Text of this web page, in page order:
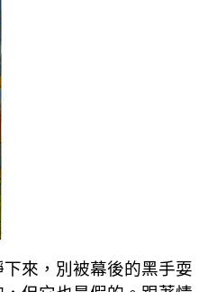
來，別被幕後的黑手耍